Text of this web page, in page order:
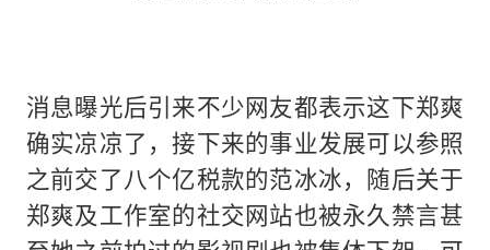
消息曝光后引来不少网友都表示这下郑爽
确实凉凉了，接下来的事业发展可以参照
之前交了八个亿税款的范冰冰，随后关于
郑爽及工作室的社交网站也被永久禁言甚